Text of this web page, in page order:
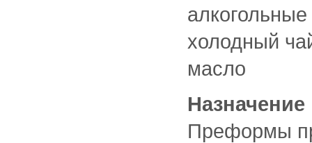
холодный
масло
Преформы